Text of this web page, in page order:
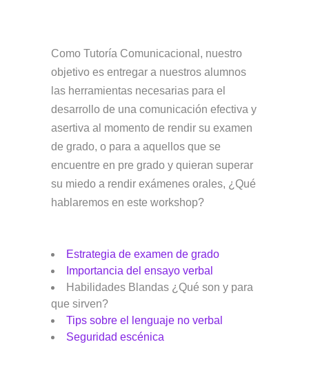
Como Tutoría Comunicacional, nuestro
objetivo es entregar a nuestros alumnos
las herramientas necesarias para el
desarrollo de una comunicación efectiva y
asertiva al momento de rendir su examen
de grado, o para a aquellos que se
encuentre en pre grado y quieran superar
su miedo a rendir exámenes orales, ¿Qué
hablaremos en este workshop?
Estrategia de examen de grado
Importancia del ensayo verbal
Habilidades Blandas ¿Qué son y para
que sirven?
Tips sobre el lenguaje no verbal
Seguridad escénica